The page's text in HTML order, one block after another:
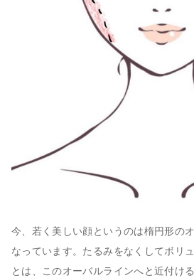
今、若く美しい顔というのは楕円形の
なっています。たるみをなくしてボリ
とは、このオーバルラインへと近付け